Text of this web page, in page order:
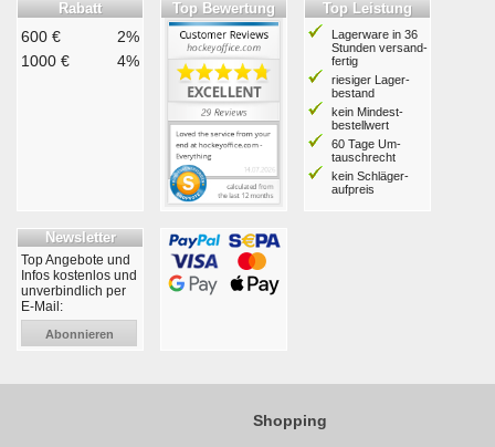
Rabatt
600 €
2%
1000 €
4%
Top Bewertung Top Leistung
Lagerware in 36
Stunden ver­sand­
fertig
riesiger Lager­
bestand
kein Mindest­
bestell­wert
60 Tage Um­
tausch­recht
kein Schläger­
aufpreis
Newsletter
Top Angebote und
Infos kostenlos und
unverbindlich per
E-Mail:
Abonnieren
Shopping